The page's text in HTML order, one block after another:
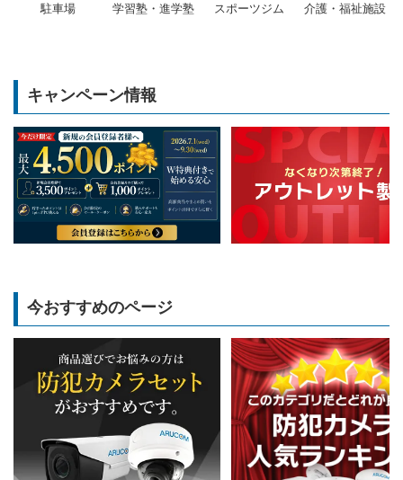
駐車場 学習塾・進学塾 スポーツジム 介護・福祉施設
キャンペーン情報
今おすすめのページ